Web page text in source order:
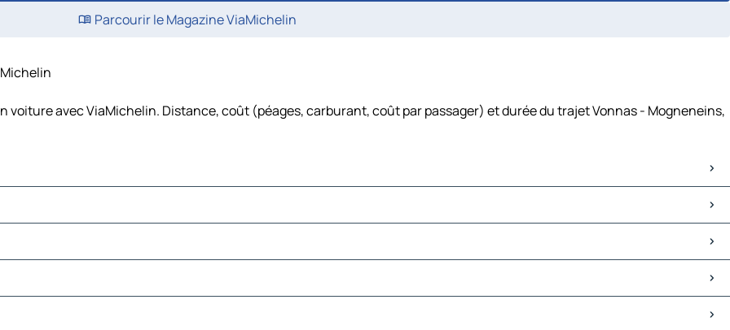
Parcourir le Magazine ViaMichelin
avec ViaMichelin. Distance, coût (péages, carburant, coût par passager) et durée du trajet Vonnas - Mogneneins,